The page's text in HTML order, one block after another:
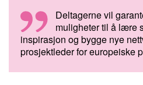
Deltagerne vil
muligheter til å lære
inspirasjon og bygge nye
prosjektleder for europeiske